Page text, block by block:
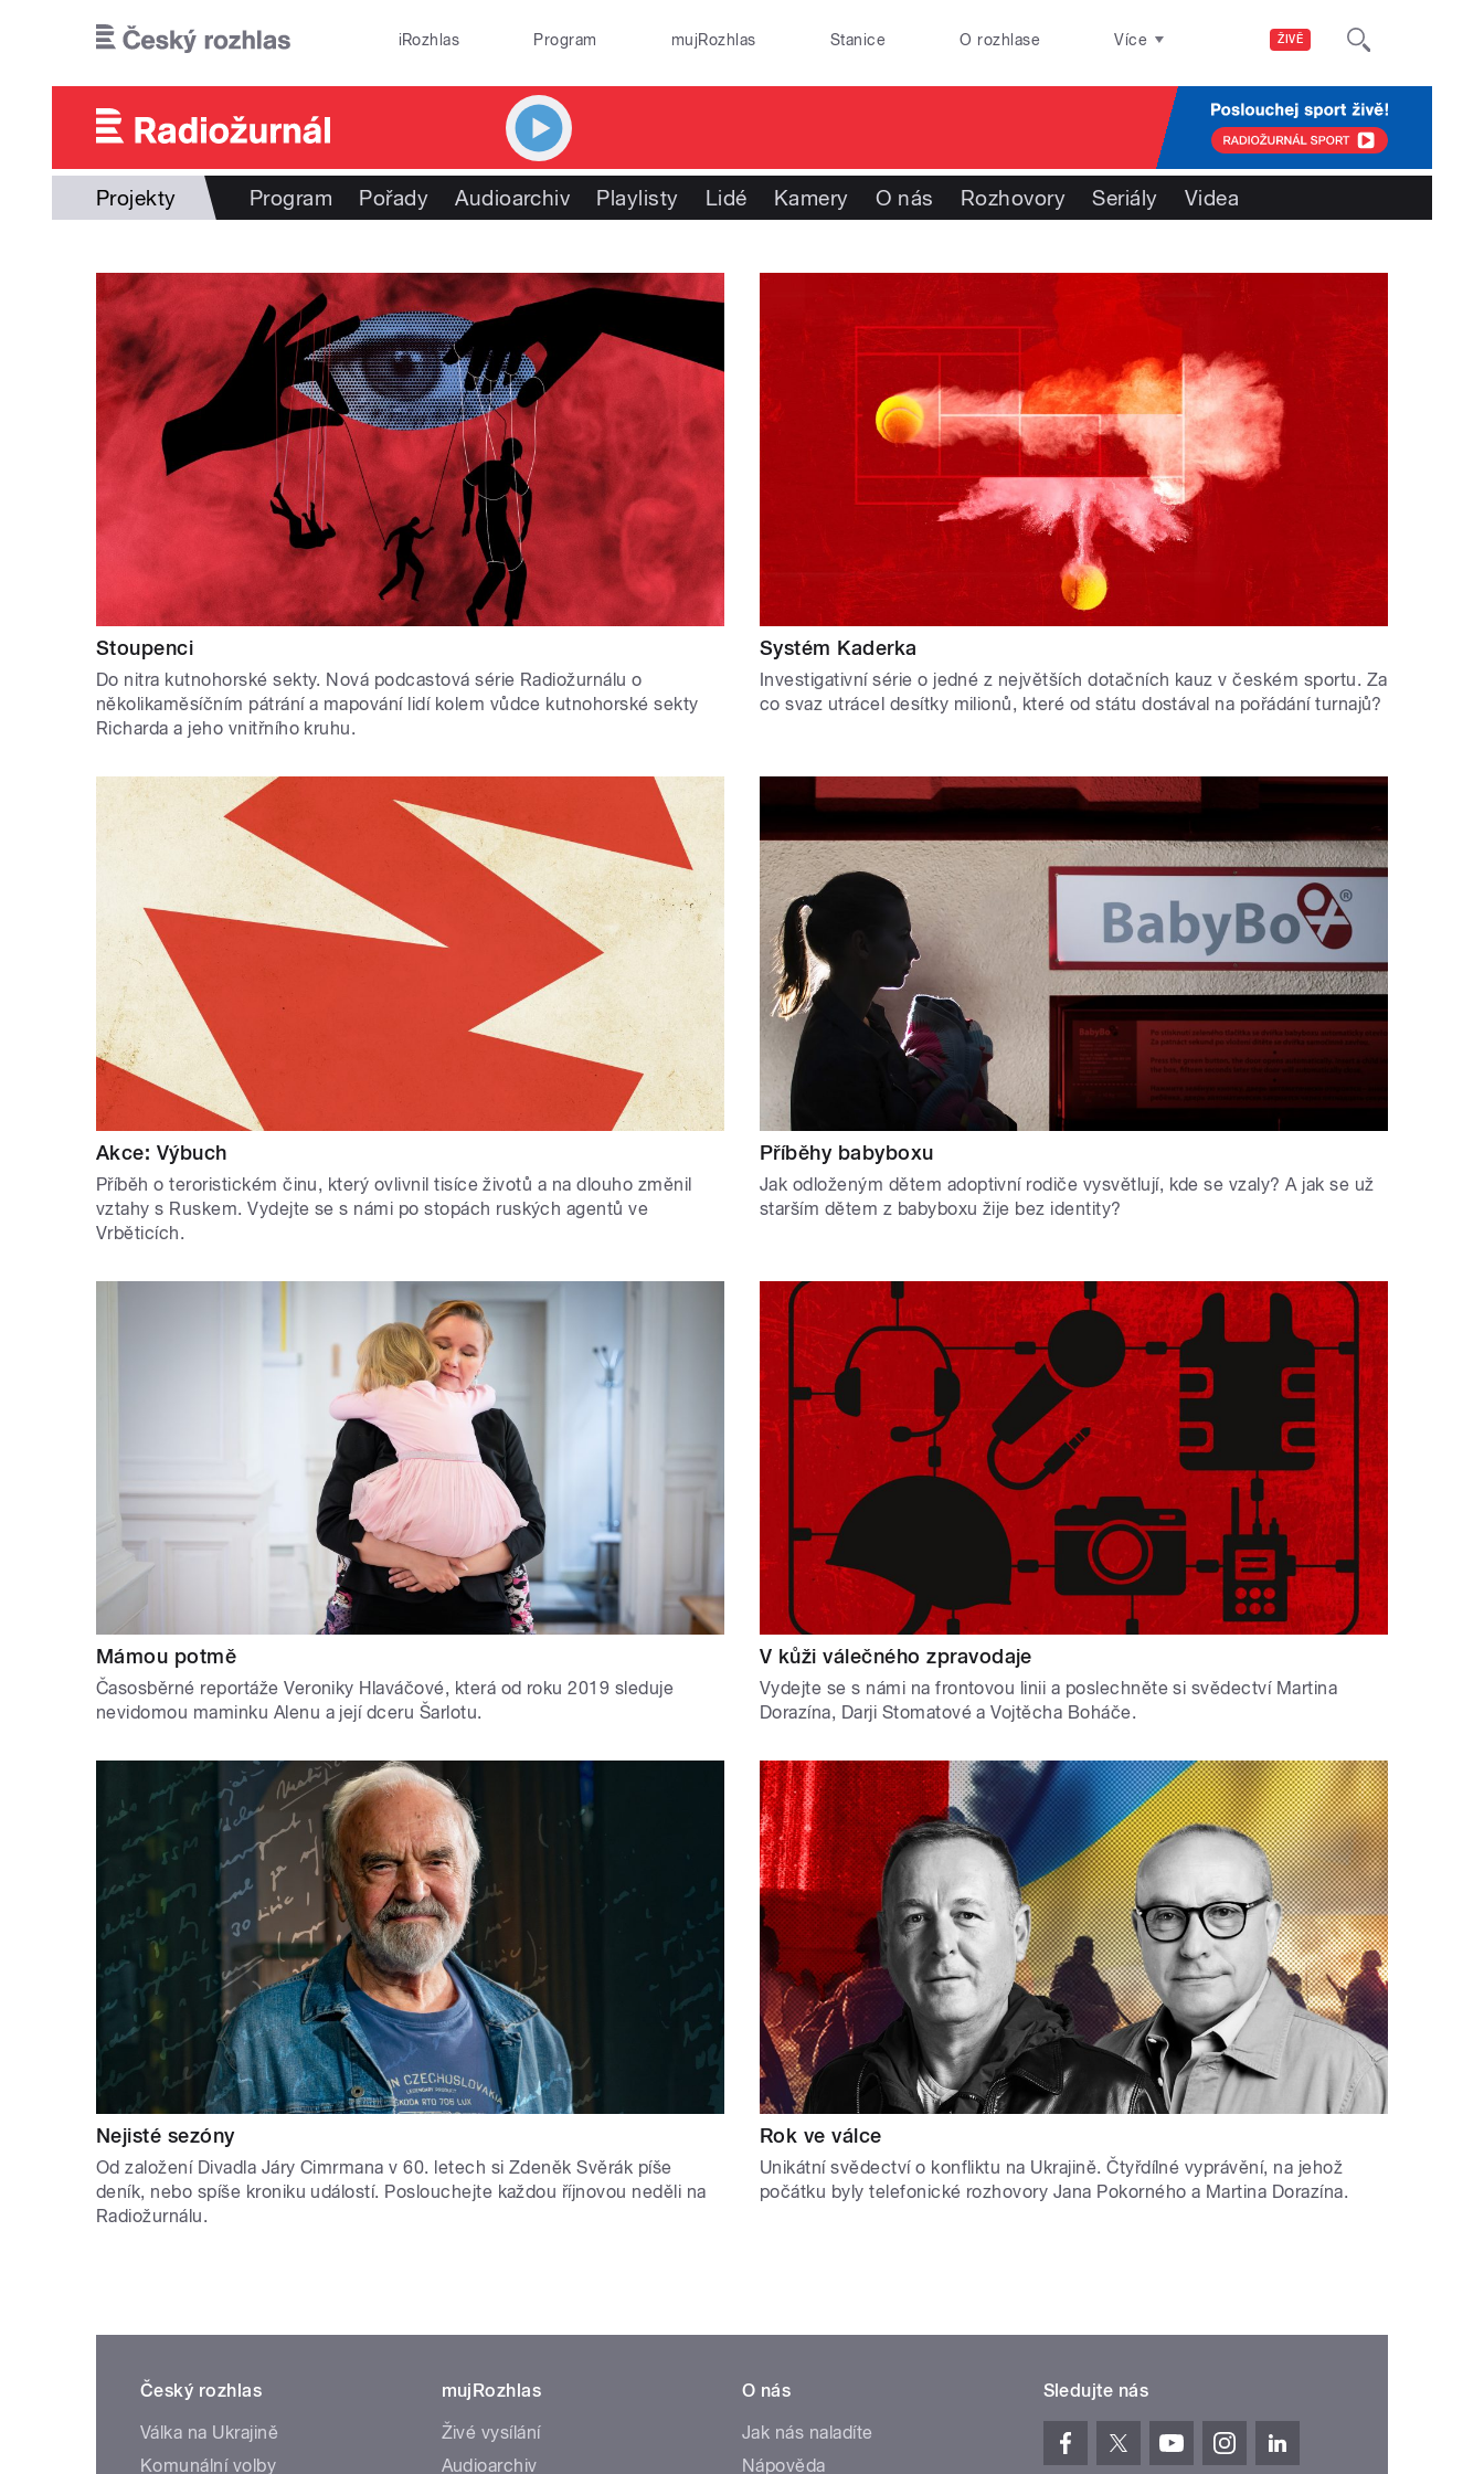
ŽIVĚ
iRozhlas Program mujRozhlas Stanice O rozhlase Více
Projekty Program Pořady Audioarchiv Playlisty Lidé Kamery O nás Rozhovory Seriály Videa
Stoupenci
Do nitra kutnohorské sekty. Nová podcastová série Radiožurnálu o
několikaměsíčním pátrání a mapování lidí kolem vůdce kutnohorské sekty
Richarda a jeho vnitřního kruhu.
Systém Kaderka
Investigativní série o jedné z největších dotačních kauz v českém sportu. Za
co svaz utrácel desítky milionů, které od státu dostával na pořádání turnajů?
Akce: Výbuch
Příběh o teroristickém činu, který ovlivnil tisíce životů a na dlouho změnil
vztahy s Ruskem. Vydejte se s námi po stopách ruských agentů ve
Vrběticích.
Příběhy babyboxu
Jak odloženým dětem adoptivní rodiče vysvětlují, kde se vzaly? A jak se už
starším dětem z babyboxu žije bez identity?
Mámou potmě
Časosběrné reportáže Veroniky Hlaváčové, která od roku 2019 sleduje
nevidomou maminku Alenu a její dceru Šarlotu.
V kůži válečného zpravodaje
Vydejte se s námi na frontovou linii a poslechněte si svědectví Martina
Dorazína, Darji Stomatové a Vojtěcha Boháče.
Nejisté sezóny
Od založení Divadla Járy Cimrmana v 60. letech si Zdeněk Svěrák píše
deník, nebo spíše kroniku událostí. Poslouchejte každou říjnovou neděli na
Radiožurnálu.
Rok ve válce
Unikátní svědectví o konfliktu na Ukrajině. Čtyřdílné vyprávění, na jehož
počátku byly telefonické rozhovory Jana Pokorného a Martina Dorazína.
Český rozhlas
Válka na Ukrajině
Komunální volby
mujRozhlas
Živé vysílání
Audioarchiv
O nás
Jak nás naladíte
Nápověda
Sledujte nás